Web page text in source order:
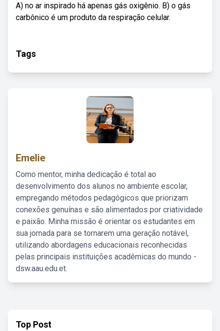
A) no ar inspirado há apenas gás oxigênio. B) o gás
carbônico é um produto da respiração celular.
Tags
Emelie
Como mentor, minha dedicação é total ao
desenvolvimento dos alunos no ambiente escolar,
empregando métodos pedagógicos que priorizam
conexões genuínas e são alimentados por criatividade
e paixão. Minha missão é orientar os estudantes em
sua jornada para se tornarem uma geração notável,
utilizando abordagens educacionais reconhecidas
pelas principais instituições acadêmicas do mundo -
dsw.aau.edu.et.
Top Post